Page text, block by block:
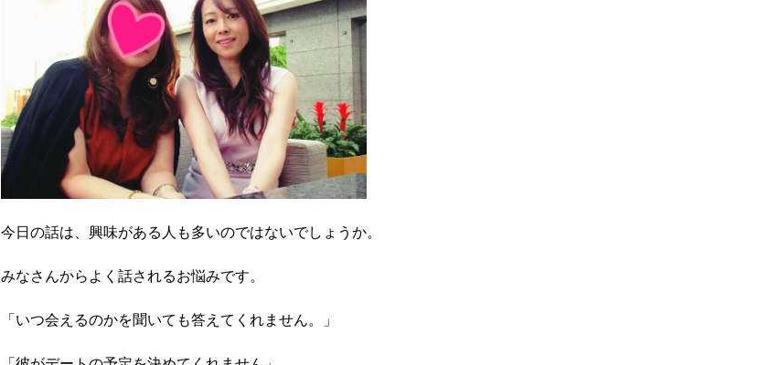
今日の話は、興味がある人も多いのではないでしょうか。
みなさんからよく話されるお悩みです。
「いつ会えるのかを聞いても答えてくれません。」